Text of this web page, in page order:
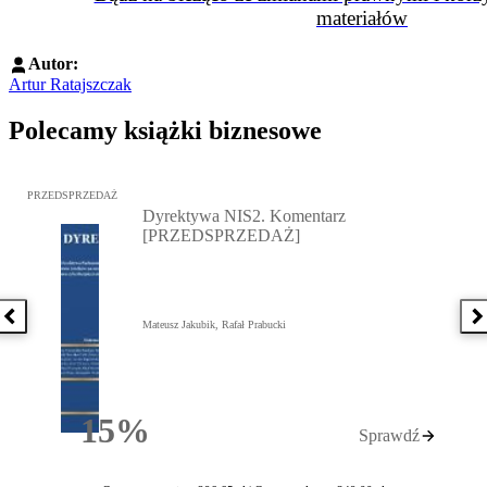
materiałów
Autor:
Artur Ratajszczak
Polecamy książki biznesowe
Poprzednia książka
Przejdź do: Dyrektywa NIS2. Komentarz [PRZEDSPRZEDAŻ],
PRZEDSPRZEDAŻ
15%Rabatu
Dyrektywa NIS2. Komentarz
[PRZEDSPRZEDAŻ]
Mateusz Jakubik, Rafał Prabucki
Sprawdź